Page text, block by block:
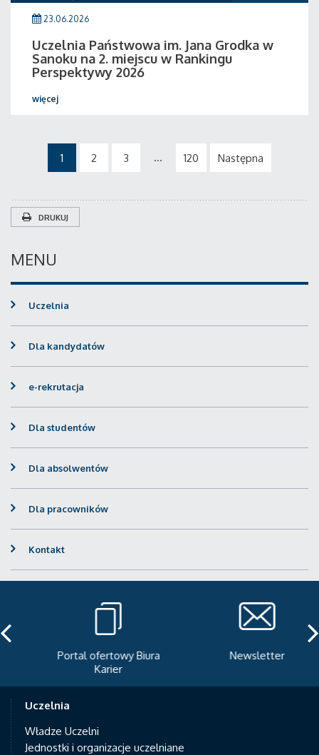
23.06.2026
Uczelnia Państwowa im. Jana Grodka w
Sanoku na 2. miejscu w Rankingu
Perspektywy 2026
więcej
1 2 3 ... 120 Następna
DRUKUJ
MENU
Uczelnia
Dla kandydatów
e-rekrutacja
Dla studentów
Dla absolwentów
Dla pracowników
Kontakt
Portal ofertowy Biura
Karier
Newsletter
Uczelnia
Władze Uczelni
Jednostki i organizacje uczelniane